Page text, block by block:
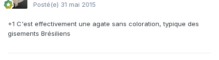
Posté(e) 31 mai 2015
+1 C'est effectivement une agate sans coloration, typique des
gisements Brésiliens